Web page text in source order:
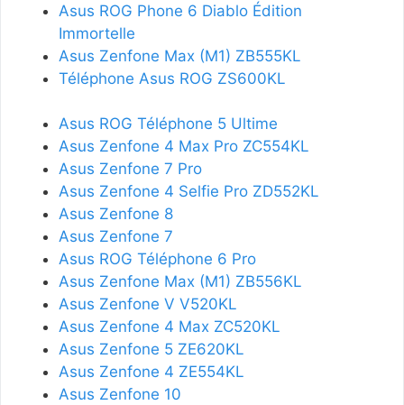
Asus ROG Phone 6 Diablo Édition
Immortelle
Asus Zenfone Max (M1) ZB555KL
Téléphone Asus ROG ZS600KL
Asus ROG Téléphone 5 Ultime
Asus Zenfone 4 Max Pro ZC554KL
Asus Zenfone 7 Pro
Asus Zenfone 4 Selfie Pro ZD552KL
Asus Zenfone 8
Asus Zenfone 7
Asus ROG Téléphone 6 Pro
Asus Zenfone Max (M1) ZB556KL
Asus Zenfone V V520KL
Asus Zenfone 4 Max ZC520KL
Asus Zenfone 5 ZE620KL
Asus Zenfone 4 ZE554KL
Asus Zenfone 10